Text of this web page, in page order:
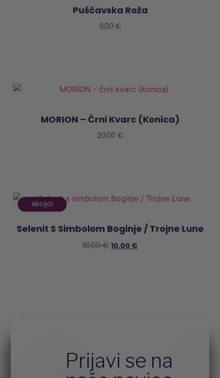
Puščavska Roža
9,00 €
MORION – Črni Kvarc (konica)
20,00 €
Akcija!
Selenit S Simbolom Boginje / Trojne Lune
18,00€ 10,00 €
Prijavi se na